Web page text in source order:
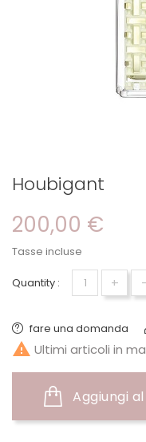
Houbigant
200,00 €
Tasse incluse
Quantity : + -
fare una domanda
 Ultimi articoli in
Aggiungi